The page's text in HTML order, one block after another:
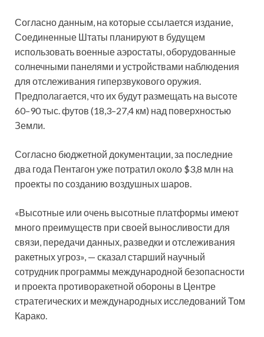
Согласно данным, на которые ссылается издание,
Соединенные Штаты планируют в будущем
использовать военные аэростаты, оборудованные
солнечными панелями и устройствами наблюдения
для отслеживания гиперзвукового оружия.
Предполагается, что их будут размещать на высоте
60–90 тыс. футов (18,3–27,4 км) над поверхностью
Земли.
Согласно бюджетной документации, за последние
два года Пентагон уже потратил около $3,8 млн на
проекты по созданию воздушных шаров.
«Высотные или очень высотные платформы имеют
много преимуществ при своей выносливости для
связи, передачи данных, разведки и отслеживания
ракетных угроз», — сказал старший научный
сотрудник программы международной безопасности
и проекта противоракетной обороны в Центре
стратегических и международных исследований Том
Карако.